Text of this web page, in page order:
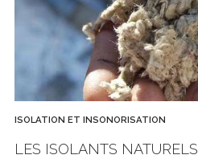
ISOLATION ET INSONORISATION
LES ISOLANTS NATURELS